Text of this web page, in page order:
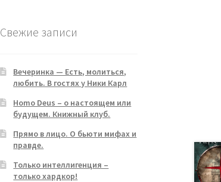
Свежие записи
Вечеринка — Есть, молиться,
любить. В гостях у Ники Карл
Homo Deus – о настоящем или
будущем. Книжный клуб.
Прямо в лицо. О бьюти мифах и
правде.
Только интеллигенция –
только хардкор!